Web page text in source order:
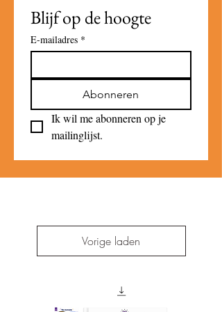
Blijf op de hoogte
E-mailadres *
Abonneren
Ik wil me abonneren op je
mailinglijst.
Vorige laden